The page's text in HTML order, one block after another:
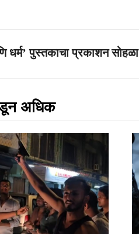
धर्म’ पुस्तकाचा प्रकाशन सोहळा
अधिक